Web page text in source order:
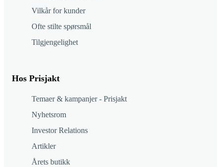
Vilkår for kunder
Ofte stilte spørsmål
Tilgjengelighet
Hos Prisjakt
Temaer & kampanjer - Prisjakt
Nyhetsrom
Investor Relations
Artikler
Årets butikk